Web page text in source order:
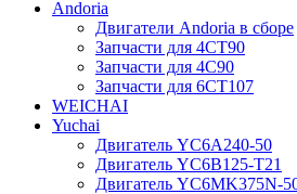
Andoria
Двигатели Andoria в сборе
Запчасти для 4CT90
Запчасти для 4С90
Запчасти для 6CT107
WEICHAI
Yuchai
Двигатель YC6A240-50
Двигатель YC6B125-T21
Двигатель YC6MK375N-